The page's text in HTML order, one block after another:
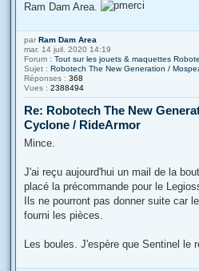
Ram Dam Area.
par Ram Dam Area
mar. 14 juil. 2020 14:19
Forum : Tout sur les jouets & maquettes
Sujet : Robotech The New Generation /
Réponses : 368
Vues : 2388494
Re: Robotech The New
Cyclone / RideArmor
Mince.
J'ai reçu aujourd'hui un mail de la
placé la précommande pour le
Ils ne pourront pas donner suite car
fourni les pièces.
Les boules. J'espère que Sentinel le